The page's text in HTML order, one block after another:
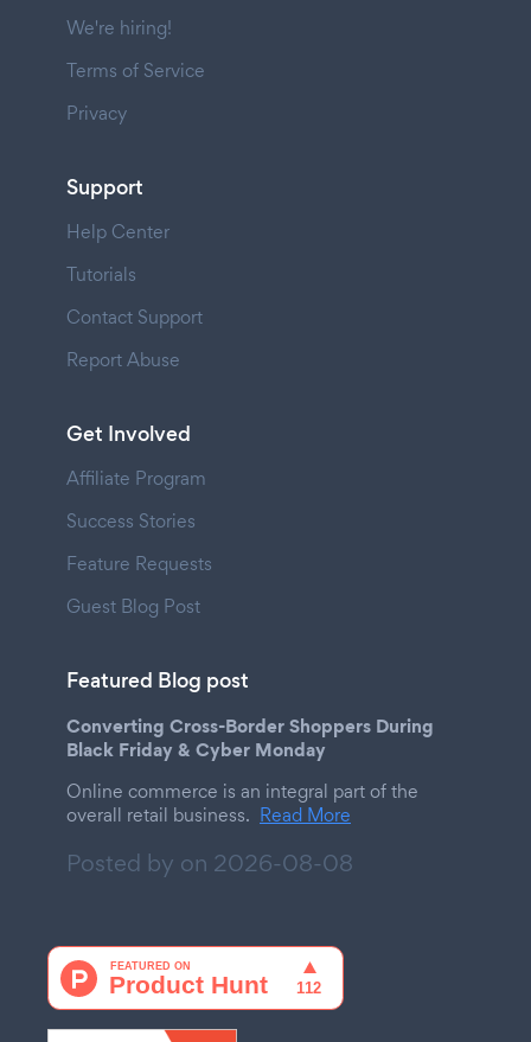
We're hiring!
Terms of Service
Privacy
Support
Help Center
Tutorials
Contact Support
Report Abuse
Get Involved
Affiliate Program
Success Stories
Feature Requests
Guest Blog Post
Featured Blog post
Converting Cross-Border Shoppers During
Black Friday & Cyber Monday
Online commerce is an integral part of the
overall retail business. Read More
Posted by on 2026-08-08